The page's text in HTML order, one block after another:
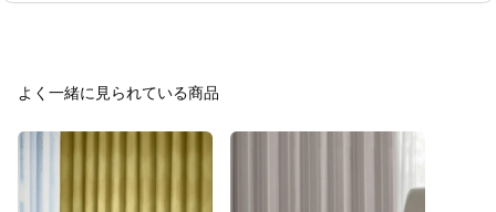
よく一緒に見られている商品